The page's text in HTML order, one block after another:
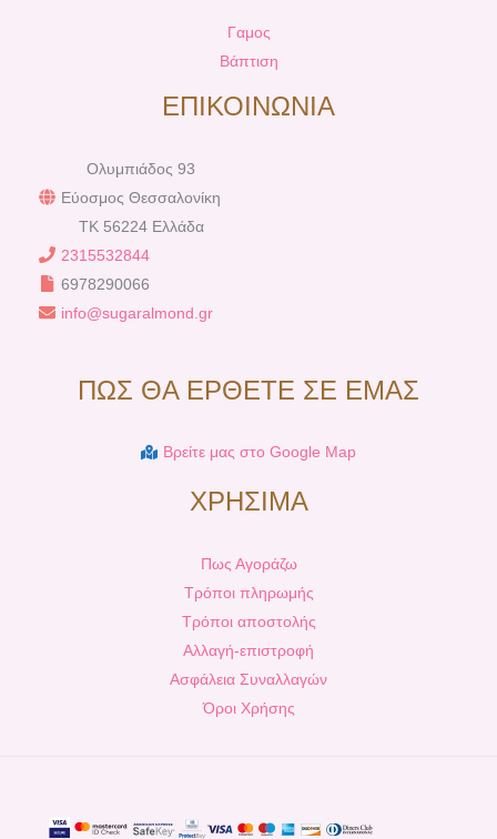
Γαμος
Βάπτιση
ΕΠΙΚΟΙΝΩΝΙΑ
Ολυμπιάδος 93
Εύοσμος Θεσσαλονίκη
TK 56224 Ελλάδα
2315532844
6978290066
info@sugaralmond.gr
ΠΩΣ ΘΑ ΕΡΘΕΤΕ ΣΕ ΕΜΑΣ
Βρείτε μας στο Google Map
ΧΡΗΣΙΜΑ
Πως Αγοράζω
Τρόποι πληρωμής
Τρόποι αποστολής
Αλλαγή-επιστροφή
Ασφάλεια Συναλλαγών
Όροι Χρήσης